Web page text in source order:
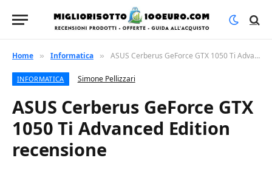
Home » Informatica » ASUS Cerberus GeForce GTX 1050 Ti Advanced Edition recensione
INFORMATICA Simone Pellizzari
ASUS Cerberus GeForce GTX
1050 Ti Advanced Edition
recensione